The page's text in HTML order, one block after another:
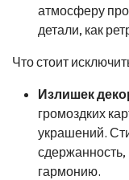
атмосферу
детали, как
Что стоит
Излишек
громоздких
украшений.
гармонию.